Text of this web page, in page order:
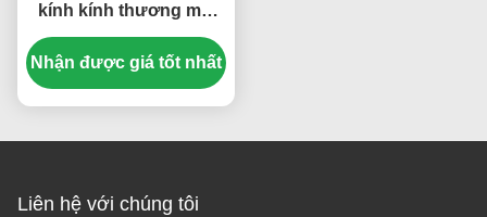
kính kính thương mại
Chiều rộng 9,6m Với hệ
thống thủy sản
Nhận được giá tốt nhất
Liên hệ với chúng tôi